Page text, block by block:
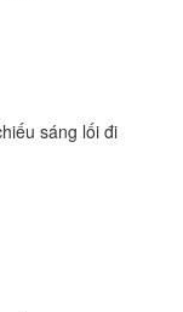
sáng lối đi